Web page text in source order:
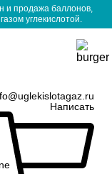
и продажа баллонов,
углекислотой.
Написать